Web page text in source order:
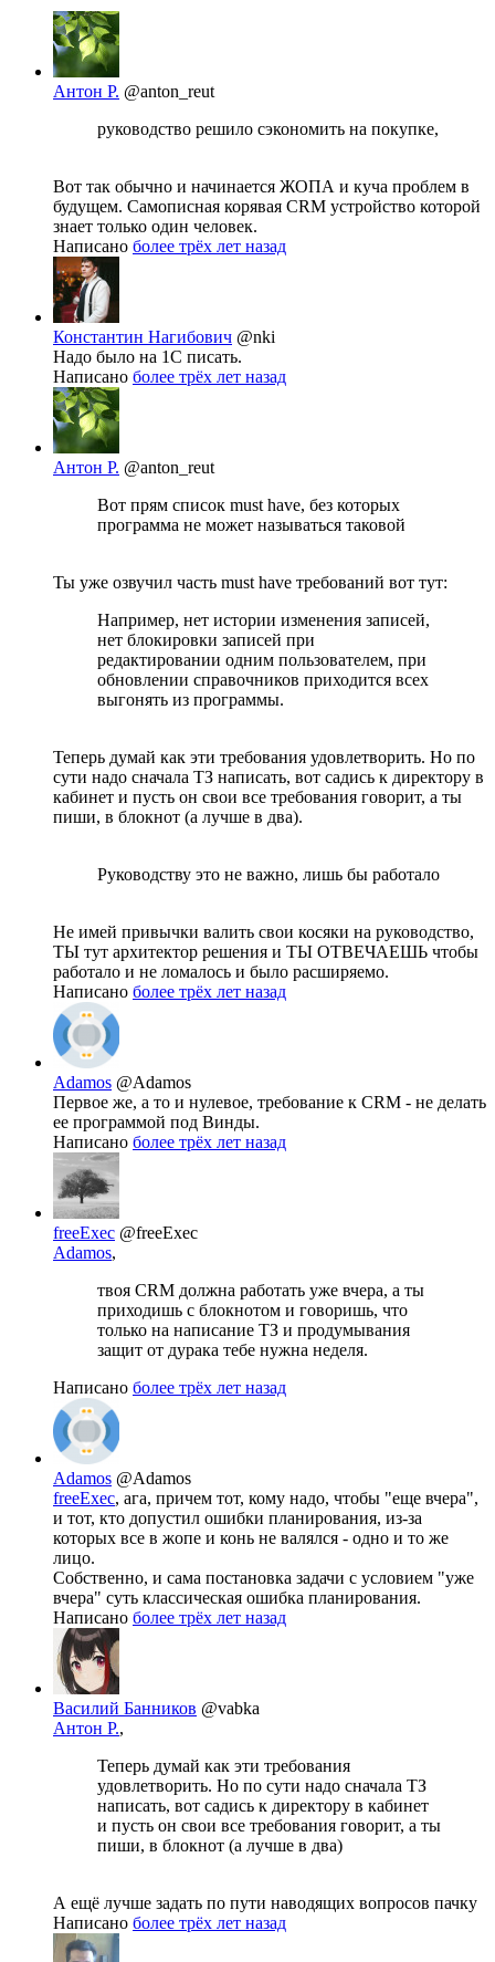
Антон Р. @anton_reut
руководство решило сэкономить на покупке,
Вот так обычно и начинается ЖОПА и куча проблем в
будущем. Самописная корявая CRM устройство которой
знает только один человек.
Написано более трёх лет назад
Константин Нагибович @nki
Надо было на 1С писать.
Написано более трёх лет назад
Антон Р. @anton_reut
Вот прям список must have, без которых
программа не может называться таковой
Ты уже озвучил часть must have требований вот тут:
Например, нет истории изменения записей,
нет блокировки записей при
редактировании одним пользователем, при
обновлении справочников приходится всех
выгонять из программы.
Теперь думай как эти требования удовлетворить. Но по
сути надо сначала ТЗ написать, вот садись к директору в
кабинет и пусть он свои все требования говорит, а ты
пиши, в блокнот (а лучше в два).
Руководству это не важно, лишь бы работало
Не имей привычки валить свои косяки на руководство,
ТЫ тут архитектор решения и ТЫ ОТВЕЧАЕШЬ чтобы
работало и не ломалось и было расширяемо.
Написано более трёх лет назад
Adamos @Adamos
Первое же, а то и нулевое, требование к CRM - не делать
ее программой под Винды.
Написано более трёх лет назад
freeExec @freeExec
Adamos,
твоя CRM должна работать уже вчера, а ты
приходишь с блокнотом и говоришь, что
только на написание ТЗ и продумывания
защит от дурака тебе нужна неделя.
Написано более трёх лет назад
Adamos @Adamos
freeExec, ага, причем тот, кому надо, чтобы "еще вчера",
и тот, кто допустил ошибки планирования, из-за
которых все в жопе и конь не валялся - одно и то же
лицо.
Собственно, и сама постановка задачи с условием "уже
вчера" суть классическая ошибка планирования.
Написано более трёх лет назад
Василий Банников @vabka
Антон Р.,
Теперь думай как эти требования
удовлетворить. Но по сути надо сначала ТЗ
написать, вот садись к директору в кабинет
и пусть он свои все требования говорит, а ты
пиши, в блокнот (а лучше в два)
А ещё лучше задать по пути наводящих вопросов пачку
Написано более трёх лет назад